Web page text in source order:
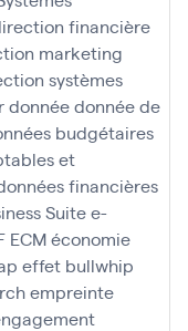
financière
marketing
systèmes
donnéedonnée de
budgétaires
et
financières
Suitee-
ECMéconomie
effet bullwhip
empreinte